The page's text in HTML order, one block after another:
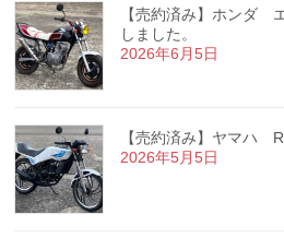
【売約済み】ホンダ
しました。
2026年6月5日
【売約済み】ヤマハ
2026年5月5日